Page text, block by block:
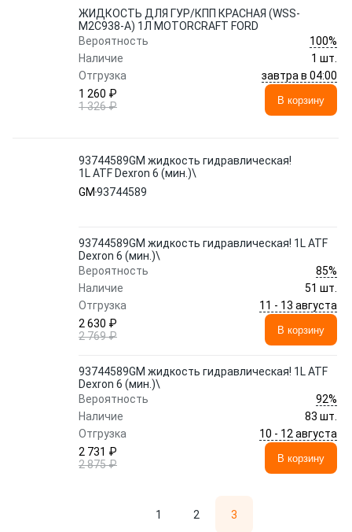
ЖИДКОСТЬ ДЛЯ ГУР/КПП КРАСНАЯ (WSS-
M2C938-A) 1Л MOTORCRAFT FORD
Вероятность
100%
Наличие
1 шт.
Отгрузка
завтра в 04:00
1 260 ₽
1 326 ₽
В корзину
93744589GM жидкость гидравлическая!
1L ATF Dexron 6 (мин.)\
GM 93744589
93744589GM жидкость гидравлическая! 1L ATF
Dexron 6 (мин.)\
Вероятность
85%
Наличие
51 шт.
Отгрузка
11 - 13 августа
2 630 ₽
2 769 ₽
В корзину
93744589GM жидкость гидравлическая! 1L ATF
Dexron 6 (мин.)\
Вероятность
92%
Наличие
83 шт.
Отгрузка
10 - 12 августа
2 731 ₽
2 875 ₽
В корзину
1 2 3